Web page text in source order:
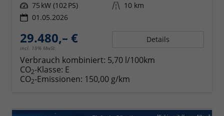
Leistung 75 kW (102 PS) Kilometerstand 10 km
01.05.2026
29.480,– €
incl. 19% MwSt.
Details
Verbrauch kombiniert: 5,70 l/100km
CO2-Klasse: E
CO2-Emissionen: 150,00 g/km